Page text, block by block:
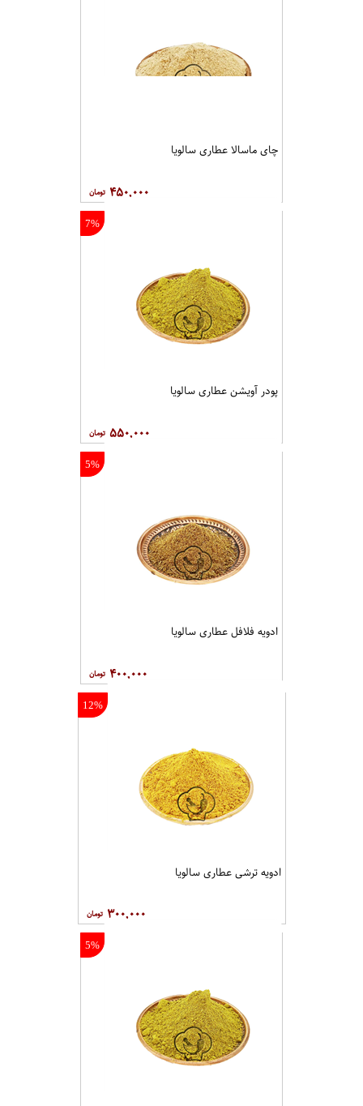
چای ماسالا عطاری سالویا
۴۵۰,۰۰۰
7%
پودر آویشن عطاری سالویا
۵۵۰,۰۰۰
5%
ادویه فلافل عطاری سالویا
۴۰۰,۰۰۰
12%
ادویه ترشی عطاری سالویا
۳۰۰,۰۰۰
5%